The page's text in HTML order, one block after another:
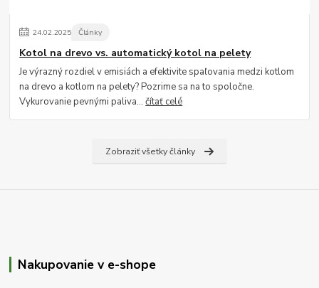
24.02.2025 Články
Kotol na drevo vs. automatický kotol na pelety
Je výrazný rozdiel v emisiách a efektivite spaľovania medzi kotlom
na drevo a kotlom na pelety? Pozrime sa na to spoločne.
Vykurovanie pevnými paliva...čítať celé
Zobraziť všetky články
Nakupovanie v e-shope